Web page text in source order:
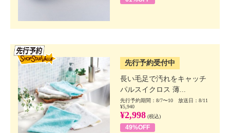
先行予約受付中
長い毛足で汚れをキャッチ
パルスイクロス 薄...
先行予約期間：8/7〜10 放送日：8/11
¥5,940
¥2,998 (税込)
49%OFF